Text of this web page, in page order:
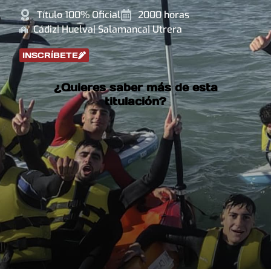
Título 100% Oficial
2000 horas
Cádiz| Huelva| Salamanca| Utrera
INSCRÍBETE
¿Quieres saber más de esta
titulación?